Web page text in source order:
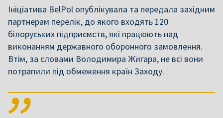
Ініціатива BelPol опублікувала та передала західним
партнерам перелік, до якого входять 120
білоруських підприємств, які працюють над
виконанням державного оборонного замовлення.
Втім, за словами Володимира Жигара, не всі вони
потрапили під обмеження країн Заходу.